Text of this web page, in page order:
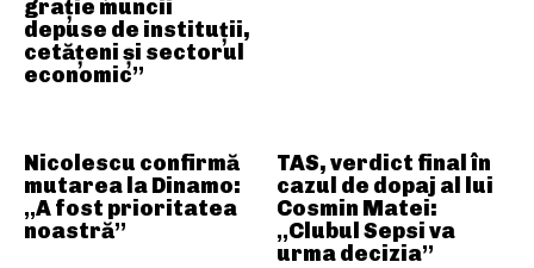
grație muncii
depuse de instituții,
cetățeni și sectorul
economic”
Nicolescu confirmă
mutarea la Dinamo:
„A fost prioritatea
noastră”
TAS, verdict final în
cazul de dopaj al lui
Cosmin Matei:
„Clubul Sepsi va
urma decizia”